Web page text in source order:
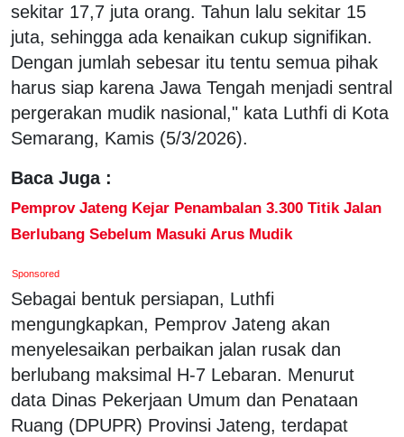
sekitar 17,7 juta orang. Tahun lalu sekitar 15
juta, sehingga ada kenaikan cukup signifikan.
Dengan jumlah sebesar itu tentu semua pihak
harus siap karena Jawa Tengah menjadi sentral
pergerakan mudik nasional," kata Luthfi di Kota
Semarang, Kamis (5/3/2026).
Baca Juga :
Pemprov Jateng Kejar Penambalan 3.300 Titik Jalan
Berlubang Sebelum Masuki Arus Mudik
Sponsored
Sebagai bentuk persiapan, Luthfi
mengungkapkan, Pemprov Jateng akan
menyelesaikan perbaikan jalan rusak dan
berlubang maksimal H-7 Lebaran. Menurut
data Dinas Pekerjaan Umum dan Penataan
Ruang (DPUPR) Provinsi Jateng, terdapat